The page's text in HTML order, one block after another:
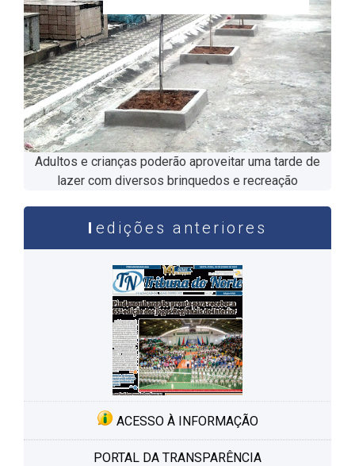
Adultos e crianças poderão aproveitar uma tarde de
lazer com diversos brinquedos e recreação
edições anteriores
ACESSO À INFORMAÇÃO
PORTAL DA TRANSPARÊNCIA